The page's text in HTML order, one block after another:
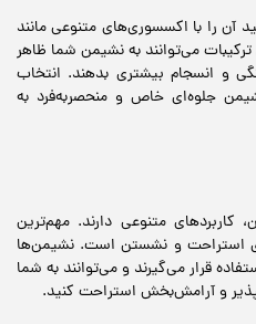
آن‌ را با اکسسوری‌های متنوعی مانند
می‌توانند به نشیمن شما ظاهر
و انسجام بیشتری بدهند. انتخاب
جلوه‌ای خاص و منحصربه‌فرد به
کاربردهای متنوعی دارند. مهم‌ترین
استراحت و نشستن است. نشیمن‌ها
قرار می‌گیرند و می‌توانند به شما
و آرامش‌بخش استراحت کنید.